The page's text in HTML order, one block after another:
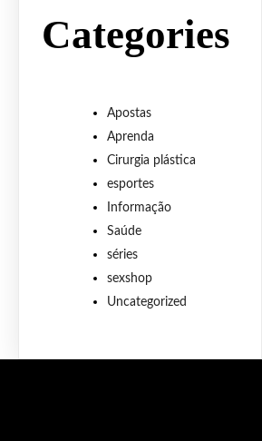
Categories
Apostas
Aprenda
Cirurgia plástica
esportes
Informação
Saúde
séries
sexshop
Uncategorized